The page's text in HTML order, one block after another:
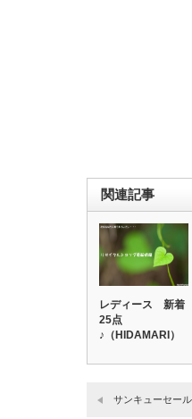
関連記事
レディース 新着
25点
♪（HIDAMARI）
サンキューセー